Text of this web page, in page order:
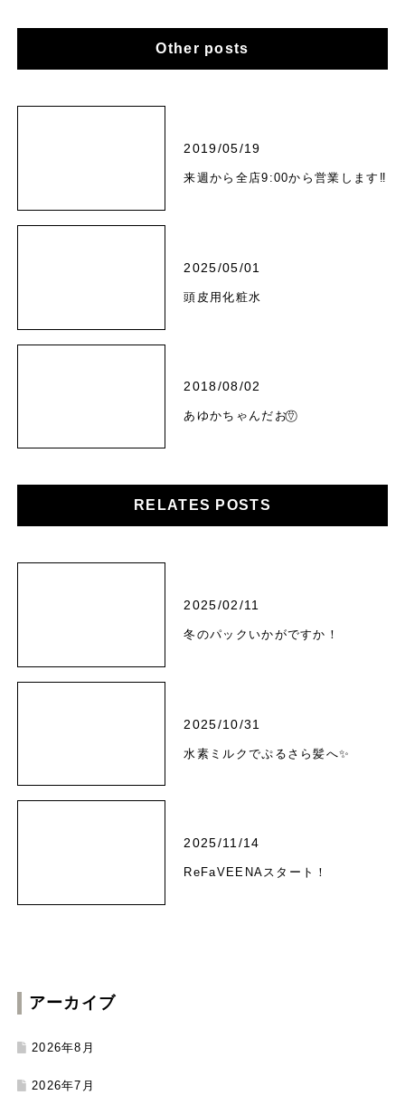
Other posts
2019/05/19
来週から全店9:00から営業します‼️
2025/05/01
頭皮用化粧水
2018/08/02
あゆかちゃんだお⍢⃝
RELATES POSTS
2025/02/11
冬のパックいかがですか！
2025/10/31
水素ミルクでぷるさら髪へ✨
2025/11/14
ReFaVEENAスタート！
アーカイブ
2026年8月
2026年7月